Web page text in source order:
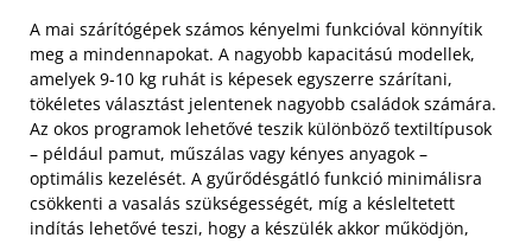
A mai szárítógépek számos kényelmi funkcióval könnyítik
meg a mindennapokat. A nagyobb kapacitású modellek,
amelyek 9-10 kg ruhát is képesek egyszerre szárítani,
tökéletes választást jelentenek nagyobb családok számára.
Az okos programok lehetővé teszik különböző textiltípusok
– például pamut, műszálas vagy kényes anyagok –
optimális kezelését. A gyűrődésgátló funkció minimálisra
csökkenti a vasalás szükségességét, míg a késleltetett
indítás lehetővé teszi, hogy a készülék akkor működjön,